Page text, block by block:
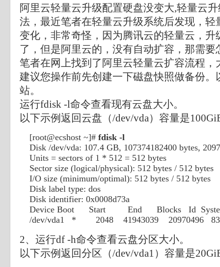
阿里云轻量云升级配置硬盘没变大,轻量云
法，最近笔者在轻量云升级系统后发现，轻
变化，非常奇怪，因为腾讯云的轻量云，升
了，但是阿里云的，没有自动扩容，那需要
笔者在网上找到了阿里云轻量云扩容流程，
建议您操作前先创建一下磁盘快照做备份。
站。
运行fdisk -l命令查看现有云盘大小。
以下示例返回云盘（/dev/vda）容量是
[root@ecshost ~]# fdisk -l
Disk /dev/vda: 107.4 GB, 107374182400 bytes,
Units = sectors of 1 * 512 = 512 bytes
Sector size (logical/physical): 512 bytes / 512 bytes
I/O size (minimum/optimal): 512 bytes / 512 bytes
Disk label type: dos
Disk identifier: 0x0008d73a
Device Boot Start End Blocks Id
/dev/vda1 * 2048 41943039 20970496
2、运行df -h命令查看云盘分区大小。
以下示例返回分区（/dev/vda1）容量是